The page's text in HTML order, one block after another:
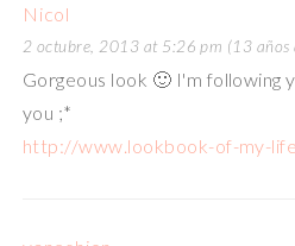
Nicol
2 octubre, 2013 at 5:26 pm (13 años
Gorgeous look 🙂 I'm following
you ;*
http://www.lookbook-of-my-